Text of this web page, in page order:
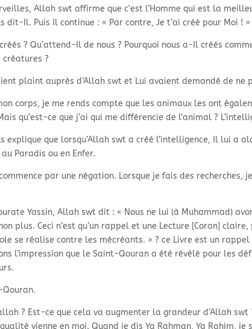
Allah swt affirme que c’est l’Homme qui est la
dit- Il. Puis Il continue : « Par contre, Je t’ai créé pour Moi ! »
? Qu’attend- Il de nous ? Pourquoi nous a- Il créés
?
plaint auprès d’Allah swt et Lui avaient demandé de ne
corps, je me rends compte que les animaux les ont
qu’est-ce que j’ai qui me différencie de l’animal ?
explique que lorsqu’Allah swt a créé l’intelligence, Il lui a
Paradis ou en Enfer.
par une négation. Lorsque je fais des recherches,
Yassin, Allah swt dit : « Nous ne lui (à Muhammad)
plus. Ceci n’est qu’un rappel et une Lecture [Coran] claire,
se réalise contre les mécréants. » ? ce Livre est un
l’impression que le Saint-Qouran a été révélé pour les
Qouran.
? Est-ce que cela va augmenter la grandeur d’Allah swt
vienne en moi. Quand je dis Ya Rahman, Ya Rahim, je